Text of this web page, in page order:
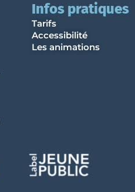
Infos pratiques
Tarifs
Accessibilité
Les animations